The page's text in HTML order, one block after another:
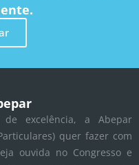
excelência, a Abepar
quer fazer com
ouvida no Congresso e